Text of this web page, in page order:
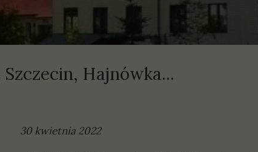
Szczecin, Hajnówka...
30 kwietnia 2022